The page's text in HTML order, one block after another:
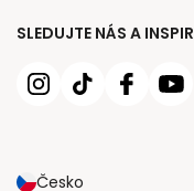
SLEDUJTE NÁS A
Česko